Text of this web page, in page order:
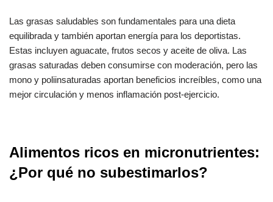
Las grasas saludables son fundamentales para una dieta
equilibrada y también aportan energía para los deportistas.
Estas incluyen aguacate, frutos secos y aceite de oliva. Las
grasas saturadas deben consumirse con moderación, pero las
mono y poliinsaturadas aportan beneficios increíbles, como una
mejor circulación y menos inflamación post-ejercicio.
Alimentos ricos en micronutrientes:
¿Por qué no subestimarlos?